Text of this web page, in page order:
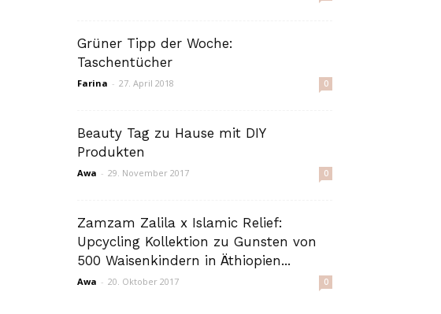
Grüner Tipp der Woche:
Taschentücher
Farina - 27. April 2018 0
Beauty Tag zu Hause mit DIY
Produkten
Awa - 29. November 2017 0
Zamzam Zalila x Islamic Relief:
Upcycling Kollektion zu Gunsten von
500 Waisenkindern in Äthiopien...
Awa - 20. Oktober 2017 0